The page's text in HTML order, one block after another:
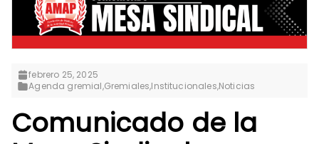
febrero 25, 2025
Agenda gremial,Gremiales,Institucionales,Noticias
Comunicado de la